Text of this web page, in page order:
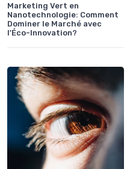
Marketing Vert en
Nanotechnologie: Comment
Dominer le Marché avec
l'Éco-Innovation?